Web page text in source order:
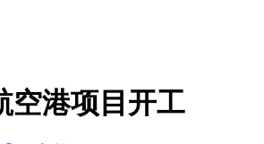
空港项目开工